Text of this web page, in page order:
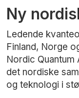
Ny
Ledende
Finland, Norge
Nordic Quantum
det nordiske
og teknologi i